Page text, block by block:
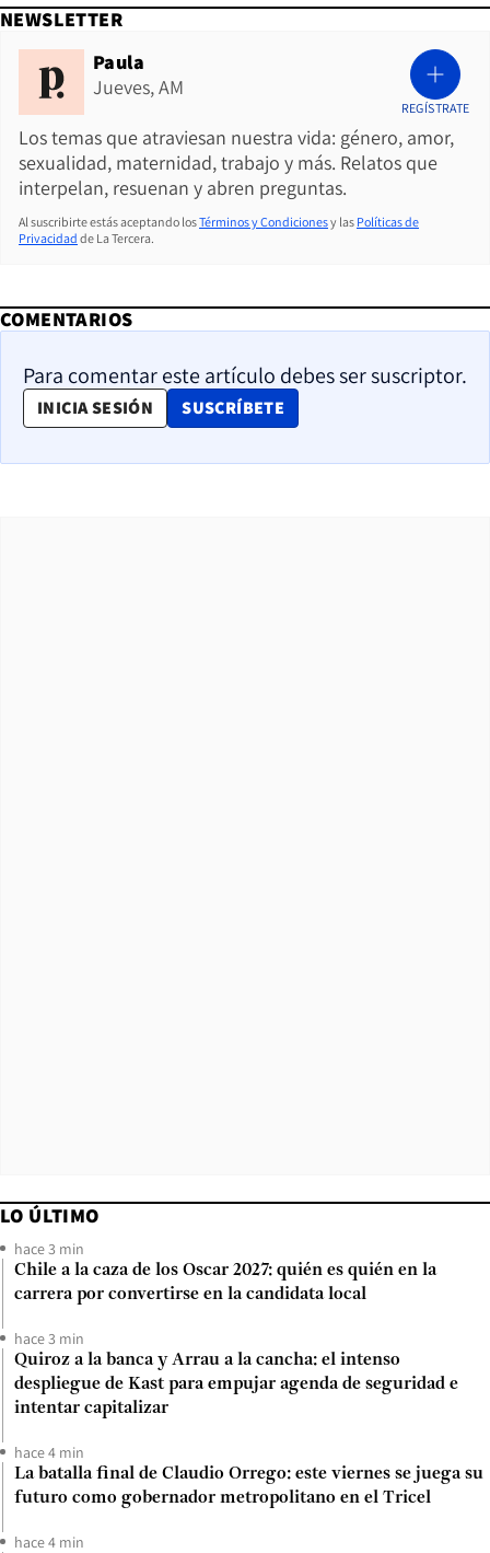
NEWSLETTER
Paula
Jueves, AM
Los temas que atraviesan nuestra vida: género, amor,
sexualidad, maternidad, trabajo y más. Relatos que
interpelan, resuenan y abren preguntas.
REGÍSTRATE
Al suscribirte estás aceptando losTérminos y Condicionesy las Políticas de
Privacidad de La Tercera.
COMENTARIOS
Para comentar este artículo debes ser suscriptor.
INICIA SESIÓN SUSCRÍBETE
OPENS IN NEW WINDOW
LO ÚLTIMO
hace 3 min
Chile a la caza de los Oscar 2027: quién es quién en la
carrera por convertirse en la candidata local
hace 3 min
Quiroz a la banca y Arrau a la cancha: el intenso
despliegue de Kast para empujar agenda de seguridad e
intentar capitalizar
hace 4 min
La batalla final de Claudio Orrego: este viernes se juega su
futuro como gobernador metropolitano en el Tricel
hace 4 min